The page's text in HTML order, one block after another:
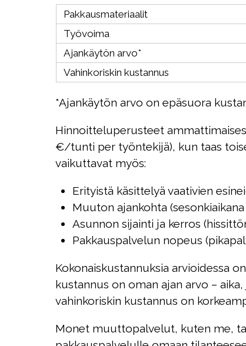
Pakkausmateriaalit
Työvoima
Ajankäytön arvo*
Vahinkoriskin kustannus
*Ajankäytön arvo on epäsuora
Hinnoitteluperusteet
€/tunti per työntekijä), kun taas
vaikuttavat myös:
Erityistä käsittelyä vaativien
Muuton ajankohta
Asunnon sijainti ja kerros
Pakkauspalvelun nopeus
Kokonaiskustannuksia arvioidessa
kustannus on oman ajan arvo –
vahinkoriskin kustannus on
Monet muuttopalvelut, kuten me,